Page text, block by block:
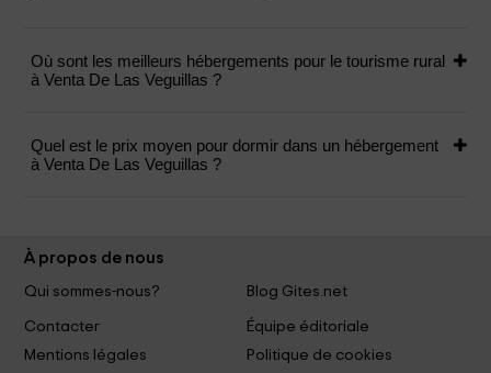
Où sont les meilleurs hébergements pour le tourisme rural
à Venta De Las Veguillas ?
Quel est le prix moyen pour dormir dans un hébergement
à Venta De Las Veguillas ?
À propos de nous
Qui sommes-nous?
Blog Gites.net
Contacter
Équipe éditoriale
Mentions légales
Politique de cookies